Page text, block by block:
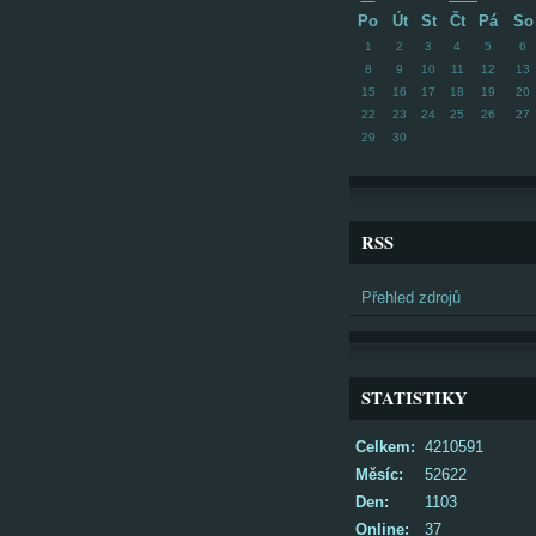
Po Út St Čt Pá So
1 2 3 4 5 6
8
9 10 11 12 13
15
16 17 18 19 20
22
23 24 25 26 27
29
30
RSS
Přehled zdrojů
STATISTIKY
Online: 37
Celkem: 4210591
Měsíc:
52622
Den:
1103